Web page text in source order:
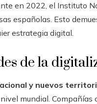
en 2022, el Instituto
españolas. Esto
estrategia digital.
de la
y nuevos
mundial.